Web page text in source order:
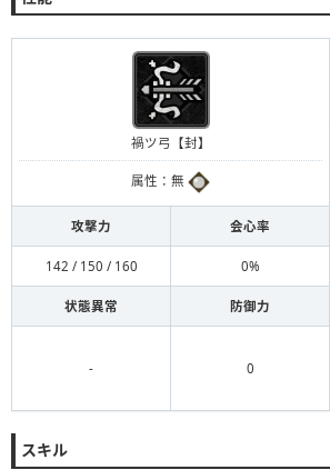
禍ツ弓【封】
属性：無
攻撃力 会心率
142 / 150 / 160 0%
状態異常 防御力
- 0
スキル